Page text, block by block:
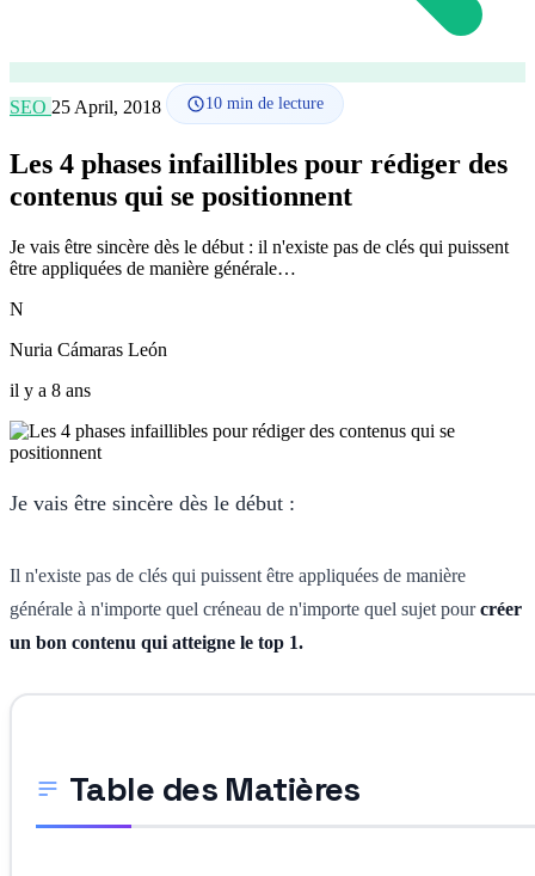
SEO 25 April, 2018 10 min de lecture
Les 4 phases infaillibles pour rédiger des
contenus qui se positionnent
Je vais être sincère dès le début : il n'existe pas de clés qui puissent
être appliquées de manière générale…
N
Nuria Cámaras León
il y a 8 ans
Je vais être sincère dès le début :
Il n'existe pas de clés qui puissent être appliquées de manière
générale à n'importe quel créneau de n'importe quel sujet pourcréer
un bon contenu qui atteigne le top 1.
Table des Matières